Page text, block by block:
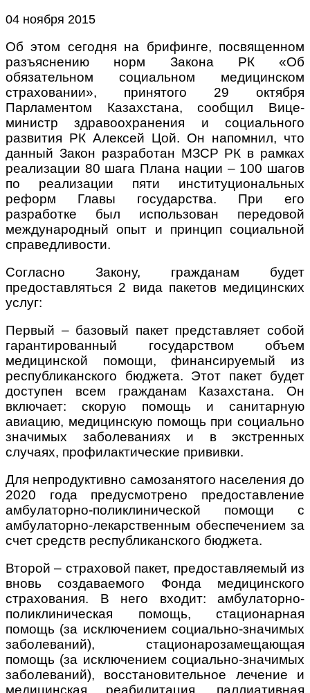
04 ноября 2015
Об этом сегодня на брифинге, посвященном
разъяснению норм Закона РК «Об
обязательном социальном медицинском
страховании», принятого 29 октября
Парламентом Казахстана, сообщил Вице-
министр здравоохранения и социального
развития РК Алексей Цой. Он напомнил, что
данный Закон разработан МЗСР РК в рамках
реализации 80 шага Плана нации – 100 шагов
по реализации пяти институциональных
реформ Главы государства. При его
разработке был использован передовой
международный опыт и принцип социальной
справедливости.
Согласно Закону, гражданам будет
предоставляться 2 вида пакетов медицинских
услуг:
Первый – базовый пакет представляет собой
гарантированный государством объем
медицинской помощи, финансируемый из
республиканского бюджета. Этот пакет будет
доступен всем гражданам Казахстана. Он
включает: скорую помощь и санитарную
авиацию, медицинскую помощь при социально
значимых заболеваниях и в экстренных
случаях, профилактические прививки.
Для непродуктивно самозанятого населения до
2020 года предусмотрено предоставление
амбулаторно-поликлинической помощи с
амбулаторно-лекарственным обеспечением за
счет средств республиканского бюджета.
Второй – страховой пакет, предоставляемый из
вновь создаваемого Фонда медицинского
страхования. В него входит: амбулаторно-
поликлиническая помощь, стационарная
помощь (за исключением социально-значимых
заболеваний), стационарозамещающая
помощь (за исключением социально-значимых
заболеваний), восстановительное лечение и
медицинская реабилитация, паллиативная